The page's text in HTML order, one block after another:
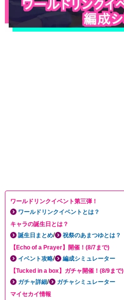
ワールドリンクイベント第三弾！
ワールドリンクイベントとは？
キャラの誕生日とは？
誕生日まとめ/
祝祭のあまつゆとは？
【Echo of a Prayer】開催！(8/7まで)
イベント攻略/
編成シミュレーター
【Tucked in a box】ガチャ開催！(8/9まで)
ガチャ詳細/
ガチャシミュレーター
マイセカイ情報